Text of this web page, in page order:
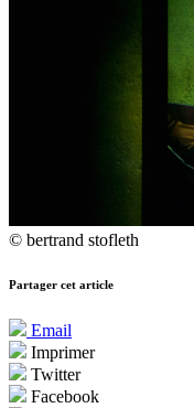
© bertrand stofleth
Partager cet article
Email
Imprimer
Twitter
Facebook